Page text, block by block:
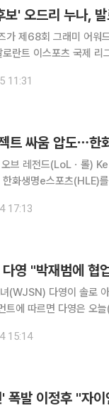
보' 오드리 누나,
가 제68회 그래미 어워
란트 이스포츠 국제 리그인
곡 ‘슈퍼휴먼
11:31
트 싸움 압도⋯한
브 레전드(LoLㆍ롤)
명e스포츠(HLE)를 꺾고 승부를
로 균형을 맞추며 승부
17:13
다영 "박재범에
다영이 솔로 아티
트에 따르면 다영은 오
로, 서로를 향한 호기심
15:14
폭발 이정후 "자